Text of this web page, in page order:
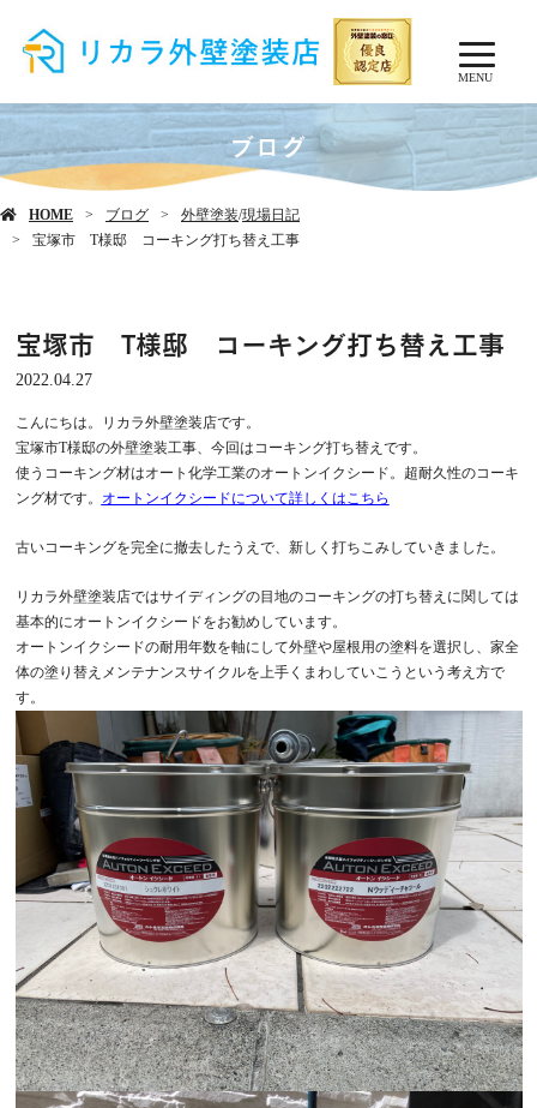
MENU
ブログ
HOME ブログ 外壁塗装/現場日記
宝塚市 T様邸 コーキング打ち替え工事
宝塚市 T様邸 コーキング打ち替え工事
2022.04.27
こんにちは。リカラ外壁塗装店です。
宝塚市T様邸の外壁塗装工事、今回はコーキング打ち替えです。
使うコーキング材はオート化学工業のオートンイクシード。超耐久性のコーキ
ング材です。
オートンイクシードについて詳しくはこちら
古いコーキングを完全に撤去したうえで、新しく打ちこみしていきました。
リカラ外壁塗装店ではサイディングの目地のコーキングの打ち替えに関しては
基本的にオートンイクシードをお勧めしています。
オートンイクシードの耐用年数を軸にして外壁や屋根用の塗料を選択し、家全
体の塗り替えメンテナンスサイクルを上手くまわしていこうという考え方で
す。